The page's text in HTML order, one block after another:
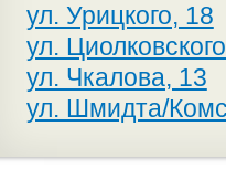
ул. Урицкого, 18
ул.
ул. Чкалова, 13
ул. Шмидта/